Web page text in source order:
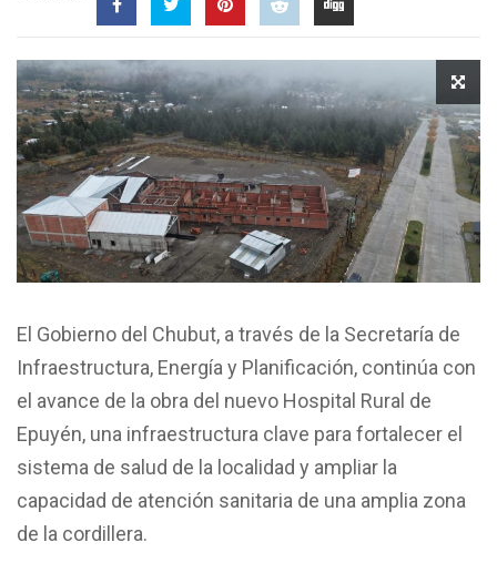
El Gobierno del Chubut, a través de la Secretaría de
Infraestructura, Energía y Planificación, continúa con
el avance de la obra del nuevo Hospital Rural de
Epuyén, una infraestructura clave para fortalecer el
sistema de salud de la localidad y ampliar la
capacidad de atención sanitaria de una amplia zona
de la cordillera.